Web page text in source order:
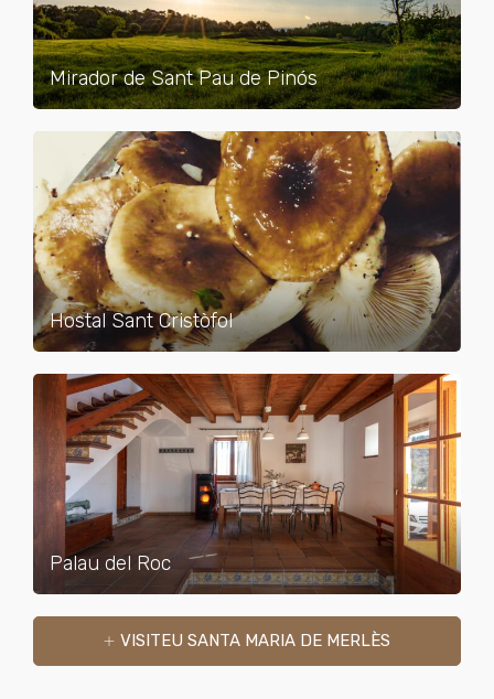
Mirador de Sant Pau de Pinós
Hostal Sant Cristòfol
Palau del Roc
VISITEU SANTA MARIA DE MERLÈS